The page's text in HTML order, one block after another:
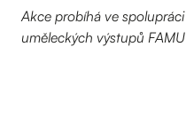
Akce probíhá ve
uměleckých výstupů